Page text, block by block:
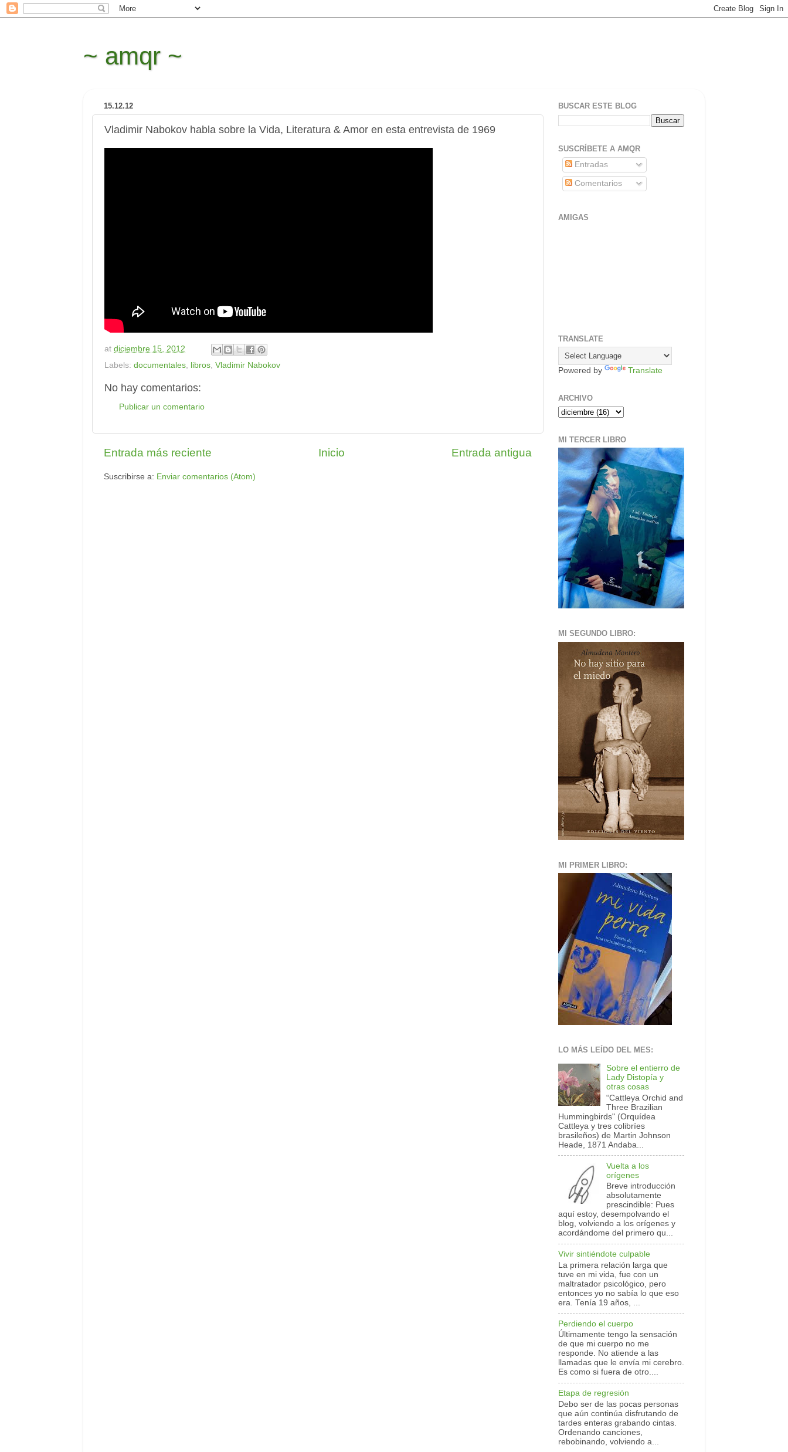
~ amqr ~
15.12.12
Vladimir Nabokov habla sobre la Vida, Literatura & Amor en esta entrevista de 1969
at diciembre 15, 2012
Labels: documentales libros Vladimir Nabokov
No hay comentarios:
Publicar un comentario
Entrada más reciente Entrada antigua
Inicio
Suscribirse a: Enviar comentarios (Atom)
BUSCAR ESTE BLOG
SUSCRÍBETE A AMQR
Entradas
Comentarios
AMIGAS
TRANSLATE
Powered by Translate
ARCHIVO
MI TERCER LIBRO
MI SEGUNDO LIBRO:
MI PRIMER LIBRO:
LO MÁS LEÍDO DEL MES:
Sobre el entierro de
Lady Distopía y
otras cosas
“Cattleya Orchid and
Three Brazilian
Hummingbirds" (Orquídea
Cattleya y tres colibríes
brasileños) de Martin Johnson
Heade, 1871 Andaba...
Vuelta a los
orígenes
Breve introducción
absolutamente
prescindible: Pues
aquí estoy, desempolvando el
blog, volviendo a los orígenes y
acordándome del primero qu...
Vivir sintiéndote culpable
La primera relación larga que
tuve en mi vida, fue con un
maltratador psicológico, pero
entonces yo no sabía lo que eso
era. Tenía 19 años, ...
Perdiendo el cuerpo
Últimamente tengo la sensación
de que mi cuerpo no me
responde. No atiende a las
llamadas que le envía mi cerebro.
Es como si fuera de otro....
Etapa de regresión
Debo ser de las pocas personas
que aún continúa disfrutando de
tardes enteras grabando cintas.
Ordenando canciones,
rebobinando, volviendo a...